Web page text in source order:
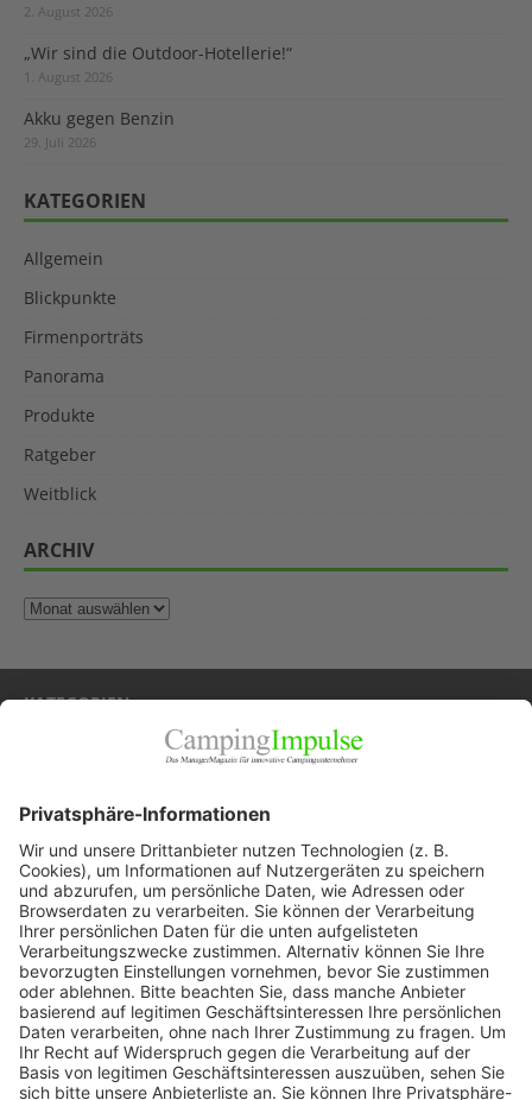
2. August 2026
„Wir sind die Outdoor-Hotellerie!“
1. August 2026
Akku gegen Benzin
29. Juli 2026
KATEGORIEN
Allgemein
Blickpunkte
Firmenporträts
Panorama
Produkte
Ratgeber
Weitblick
ARCHIV
KATEGORIEN
Firmenporträts
Panorama
Produkte
Ratgeber
Weitblick